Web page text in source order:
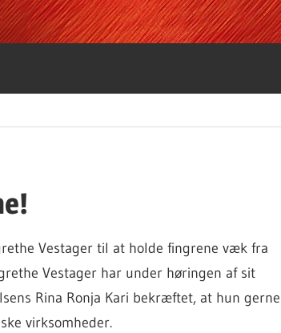
Vestager til at holde fingrene væk fra
Vestager har under høringen af sit
Rina Ronja Kari bekræftet, at hun gerne
virksomheder.